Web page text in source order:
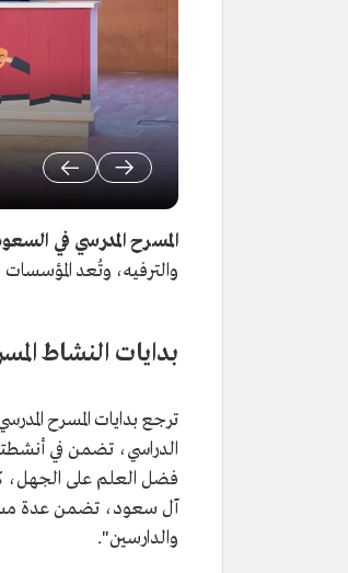
المسرح المدرسي في
والترفيه، وتُعد
بدايات النشاط
الدراسي، تضمن في
آل سعود، تضمن عدة
والدارسين".